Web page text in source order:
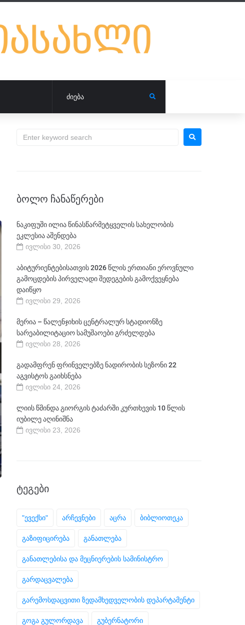
ᲑᲝᲚᲝ ᲩᲐᲜᲐᲬᲔᲠᲔᲑᲘ
ნაკიფუში ილია წინასწარმეტყველის სახელობის
ეკლესია აშენდება
ივლისი 30, 2026
აბიტურიენტებისათვის 2026 წლის ერთიანი ეროვნული
გამოცდების პირველადი შედეგების გამოქვეყნება
დაიწყო
ივლისი 29, 2026
მერია – წალენჯიხის ცენტრალურ სტადიონზე
სარეაბილიტაციო სამუშაოები გრძელდება
ივლისი 28, 2026
გადამფრენ ფრინველებზე ნადირობის სეზონი 22
აგვისტოს გაიხსნება
ივლისი 24, 2026
ლიის წმინდა გიორგის ტაძარში კურთხევის 10 წლის
იუბილე აღინიშნა
ივლისი 23, 2026
ᲢᲔᲒᲔᲑᲘ
"ევექსი" არჩევნები აცრა ბიბლიოთეკა
გაზიფიცირება განათლება
განათლებისა და მეცნიერების სამინისტრო
გარდაცვალება
გარემოსდაცვითი ზედამხედველობის დეპარტამენტი
გოგა გულორდავა გუბერნატორი